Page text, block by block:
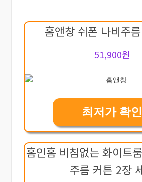
홈앤창 쉬폰 나비주
51,900원
최저가 확인
홈인홈 비침없는 화이트
주름 커튼 2장